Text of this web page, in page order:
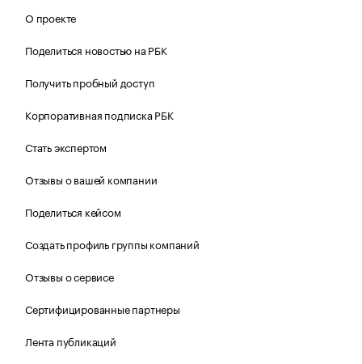
О проекте
Поделиться новостью на РБК
Получить пробный доступ
Корпоративная подписка РБК
Стать экспертом
Отзывы о вашей компании
Поделиться кейсом
Создать профиль группы компаний
Отзывы о сервисе
Сертифицированные партнеры
Лента публикаций